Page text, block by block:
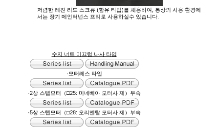
저렴한 레진 리드 스크류 (함유 타입)를 채용하여, 통상의 사용 환경에
서는 장기 메인터넌스 프리로 사용하실수 있습니다.
수지 너트 미끄럼 나사 타입
·모터레스 타입
·2상 스텝모터（□25: 미네베아 모터사 제）부속
·5상 스텝모터（□28: 오리엔탈 모터사 제）부속